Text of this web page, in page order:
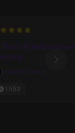
Trucs et Astuces
Frédéric Lamy
1h53